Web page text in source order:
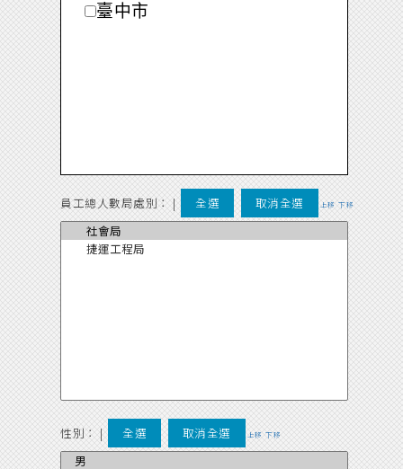
臺中市
員工總人數局處別： | 全選 取消全選 上移 下移
性別： | 全選 取消全選 上移 下移